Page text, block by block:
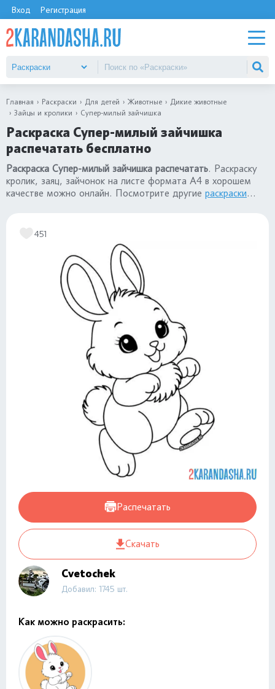
Вход Регистрация
Главная Раскраски Для детей Животные
Дикие животные
Зайцы и кролики
Супер-милый зайчишка
Раскраска Супер-милый зайчишка
распечатать бесплатно
Раскраска Супер-милый зайчишка распечатать. Раскраску
кролик, заяц, зайчонок на листе формата А4 в хорошем
качестве можно онлайн. Посмотрите другие раскраски
451
Распечатать
Скачать
Cvetochek
Добавил: 1745 шт.
Как можно раскрасить: